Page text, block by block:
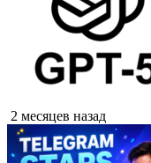
2 месяцев назад